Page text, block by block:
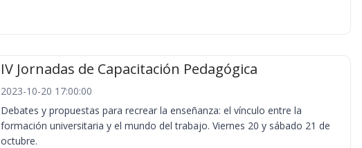
IV Jornadas de Capacitación Pedagógica
2023-10-20 17:00:00
Debates y propuestas para recrear la enseñanza: el vínculo entre la
formación universitaria y el mundo del trabajo. Viernes 20 y sábado 21 de
octubre.